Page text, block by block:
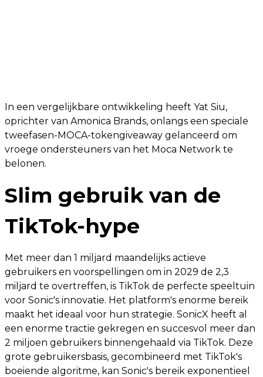
In een vergelijkbare ontwikkeling heeft Yat Siu,
oprichter van Amonica Brands, onlangs een speciale
tweefasen-MOCA-tokengiveaway gelanceerd om
vroege ondersteuners van het Moca Network te
belonen.
Slim gebruik van de
TikTok-hype
Met meer dan 1 miljard maandelijks actieve
gebruikers en voorspellingen om in 2029 de 2,3
miljard te overtreffen, is TikTok de perfecte speeltuin
voor Sonic's innovatie. Het platform's enorme bereik
maakt het ideaal voor hun strategie. SonicX heeft al
een enorme tractie gekregen en succesvol meer dan
2 miljoen gebruikers binnengehaald via TikTok. Deze
grote gebruikersbasis, gecombineerd met TikTok's
boeiende algoritme, kan Sonic's bereik exponentieel